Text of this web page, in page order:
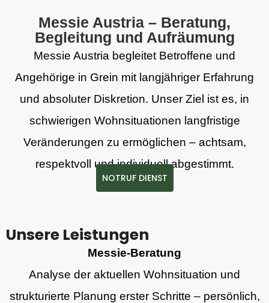
Messie Austria – Beratung,
Begleitung und Aufräumung
Messie Austria begleitet Betroffene und
Angehörige in Grein mit langjähriger Erfahrung
und absoluter Diskretion. Unser Ziel ist es, in
schwierigen Wohnsituationen langfristige
Veränderungen zu ermöglichen – achtsam,
respektvoll und individuell abgestimmt.
NOTRUF DIENST
Unsere Leistungen
Messie-Beratung
Analyse der aktuellen Wohnsituation und
strukturierte Planung erster Schritte – persönlich,